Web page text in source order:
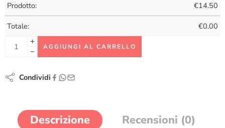
Prodotto: €14.50
Totale: €0.00
AGGIUNGI AL CARRELLO
Condividi
Descrizione Recensioni (0)